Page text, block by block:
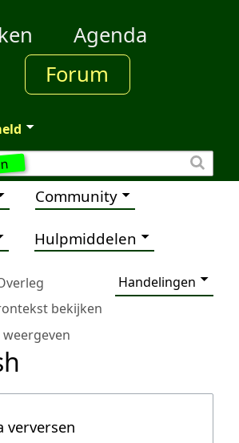
Agenda
Forum
Community
Hulpmiddelen
Handelingen
bekijken
weergeven
verversen